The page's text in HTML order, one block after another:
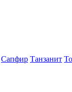
Сапфир Танзанит